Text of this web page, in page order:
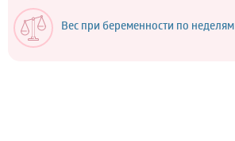
Вес при беременности по неделям